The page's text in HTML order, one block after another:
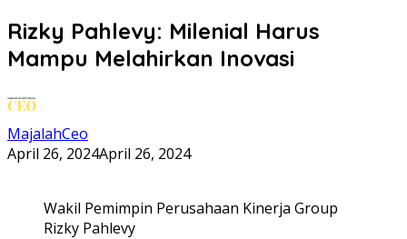
Rizky Pahlevy: Milenial Harus
Mampu Melahirkan Inovasi
MajalahCeo
April 26, 2024April 26, 2024
Wakil Pemimpin Perusahaan Kinerja Group
Rizky Pahlevy